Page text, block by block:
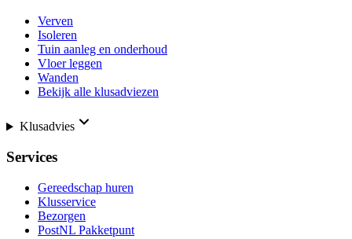
Verven
Isoleren
Tuin aanleg en onderhoud
Vloer leggen
Wanden
Bekijk alle klusadviezen
Klusadvies
Services
Gereedschap huren
Klusservice
Bezorgen
PostNL Pakketpunt